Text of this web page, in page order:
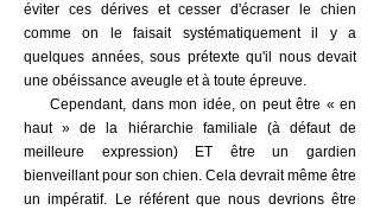
éviter ces dérives et cesser d'écraser le chien
comme on le faisait systématiquement il y a
quelques années, sous prétexte qu'il nous devait
une obéissance aveugle et à toute épreuve.
Cependant, dans mon idée, on peut être « en
haut » de la hiérarchie familiale (à défaut de
meilleure expression) ET être un gardien
bienveillant pour son chien. Cela devrait même être
un impératif. Le référent que nous devrions être